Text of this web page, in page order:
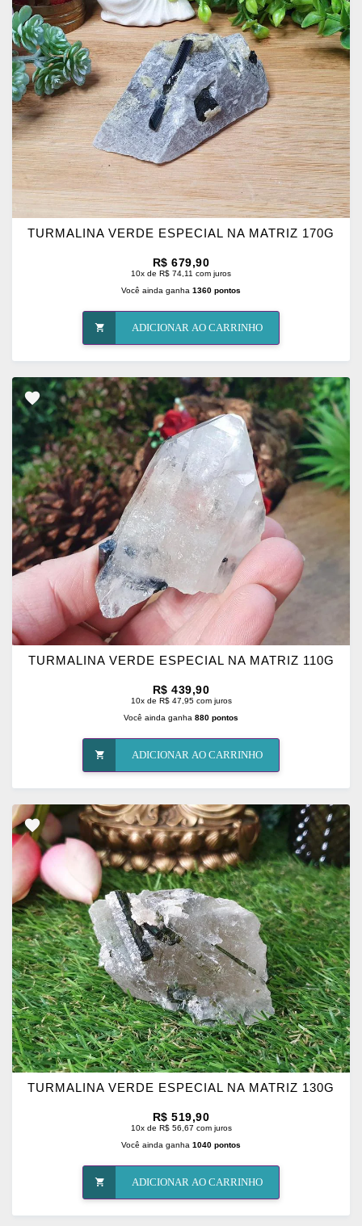
OS
FAVORITOS
TURMALINA VERDE ESPECIAL NA MATRIZ 170G
R$ 679,90
10x de R$ 74,11 com juros
Você ainda ganha 1360 pontos
ADICIONAR AO CARRINHO
ADICIONAR
OS
FAVORITOS
TURMALINA VERDE ESPECIAL NA MATRIZ 110G
R$ 439,90
10x de R$ 47,95 com juros
Você ainda ganha 880 pontos
ADICIONAR AO CARRINHO
ADICIONAR
FAVORITOS
TURMALINA VERDE ESPECIAL NA MATRIZ 130G
R$ 519,90
10x de R$ 56,67 com juros
Você ainda ganha 1040 pontos
ADICIONAR AO CARRINHO